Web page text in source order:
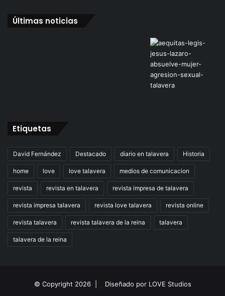
Últimas noticias
Etiquetas
David Fernández Destacado diario en talavera Historia
home love love talavera medios de comunicacion
revista revista en talavera revista impresa de talavera
revista impresa talavera revista love talavera revista online
revista talavera revista talavera de la reina talavera
talavera de la reina
© Copyright 2026 | Diseñado por LOVE Studios